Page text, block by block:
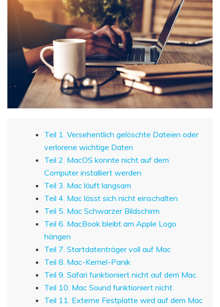
Teil 1. Versehentlich gelöschte Dateien oder
verlorene wichtige Daten
Teil 2. MacOS konnte nicht auf dem
Computer installiert werden
Teil 3. Mac läuft langsam
Teil 4. Mac lässt sich nicht einschalten
Teil 5. Mac Schwarzer Bildschirm
Teil 6. MacBook bleibt am Apple Logo
hängen
Teil 7. Startdatenträger voll auf Mac
Teil 8. Mac-Kernel-Panik
Teil 9. Safari funktioniert nicht auf dem Mac
Teil 10. Mac Sound funktioniert nicht
Teil 11. Externe Festplatte wird auf dem Mac